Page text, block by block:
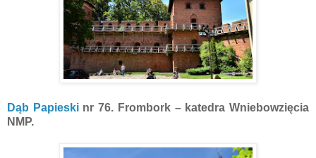
Dąb Papieski nr 76. Frombork – katedra Wniebowzięcia
NMP.